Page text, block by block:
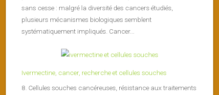
sans cesse : malgré la diversité des cancers étudiés,
plusieurs mécanismes biologiques semblent
systématiquement impliqués. Cancer...
Ivermectine, cancer, recherche et cellules souches
8. Cellules souches cancéreuses, résistance aux traitements